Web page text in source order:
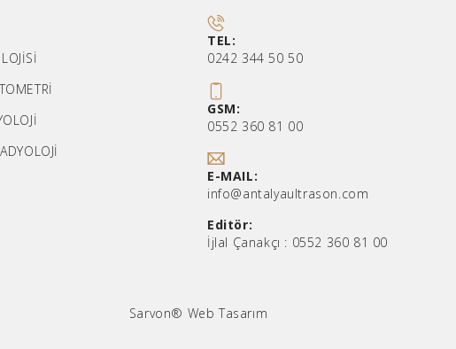
TEL:
0242 344 50 50
GSM:
0552 360 81 00
E-MAIL:
info@antalyaultrason.com
Editör:
İjlal Çanakçı : 0552 360 81 00
Sarvon® Web Tasarım